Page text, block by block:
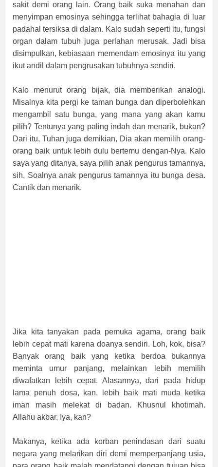
sakit demi orang lain. Orang baik suka menahan dan
menyimpan emosinya sehingga terlihat bahagia di luar
padahal tersiksa di dalam. Kalo sudah seperti itu, fungsi
organ dalam tubuh juga perlahan merusak. Jadi bisa
disimpulkan, kebiasaan memendam emosinya itu yang
ikut andil dalam pengrusakan tubuhnya sendiri.
Kalo menurut orang bijak, dia memberikan analogi.
Misalnya kita pergi ke taman bunga dan diperbolehkan
mengambil satu bunga, yang mana yang akan kamu
pilih? Tentunya yang paling indah dan menarik, bukan?
Dari itu, Tuhan juga demikian, Dia akan memilih orang-
orang baik untuk lebih dulu bertemu dengan-Nya. Kalo
saya yang ditanya, saya pilih anak pengurus tamannya,
sih. Soalnya anak pengurus tamannya itu bunga desa.
Cantik dan menarik.
Jika kita tanyakan pada pemuka agama, orang baik
lebih cepat mati karena doanya sendiri. Loh, kok, bisa?
Banyak orang baik yang ketika berdoa bukannya
meminta umur panjang, melainkan lebih memilih
diwafatkan lebih cepat. Alasannya, dari pada hidup
lama penuh dosa, kan, lebih baik mati muda ketika
iman masih melekat di badan. Khusnul khotimah.
Allahu akbar. Iya, kan?
Makanya, ketika ada korban penindasan dari suatu
negara yang melarikan diri demi memperpanjang usia,